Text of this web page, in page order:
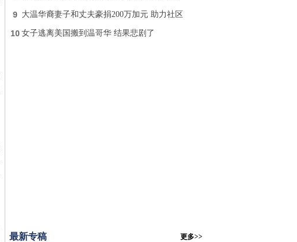
9 大温华裔妻子和丈夫豪捐200万加元 助力社区
10 女子逃离美国搬到温哥华 结果悲剧了
最新专稿 更多>>